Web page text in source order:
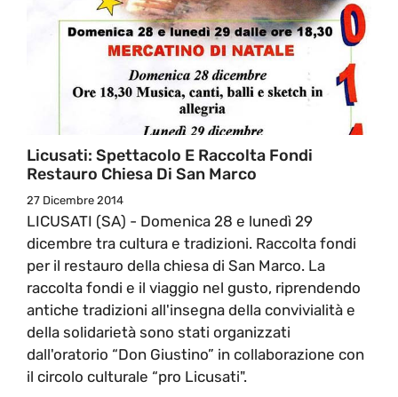
Licusati: Spettacolo E Raccolta Fondi
Restauro Chiesa Di San Marco
27 Dicembre 2014
LICUSATI (SA) - Domenica 28 e lunedì 29
dicembre tra cultura e tradizioni. Raccolta fondi
per il restauro della chiesa di San Marco. La
raccolta fondi e il viaggio nel gusto, riprendendo
antiche tradizioni all'insegna della convivialità e
della solidarietà sono stati organizzati
dall'oratorio “Don Giustino” in collaborazione con
il circolo culturale “pro Licusati".